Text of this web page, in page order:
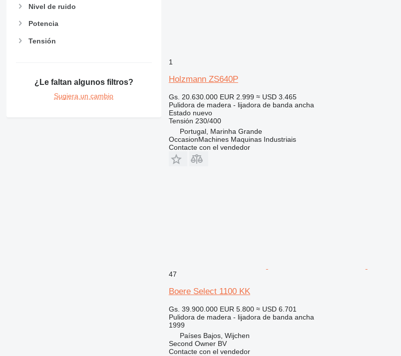
Nivel de ruido
Potencia
Tensión
¿Le faltan algunos filtros?
Sugiera un cambio
1
Holzmann ZS640P
Gs. 20.630.000 EUR 2.999 ≈ USD 3.465
Pulidora de madera - lijadora de banda ancha
Estadonuevo
Tensión 230/400
Portugal, Marinha Grande
OccasionMachines Maquinas Industriais
Contacte con el vendedor
47
Boere Select 1100 KK
Gs. 39.900.000 EUR 5.800 ≈ USD 6.701
Pulidora de madera - lijadora de banda ancha
1999
Países Bajos, Wijchen
Second Owner BV
Contacte con el vendedor